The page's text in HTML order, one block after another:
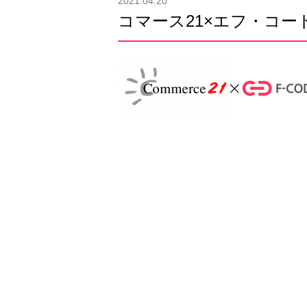
コマース21×エフ・コー